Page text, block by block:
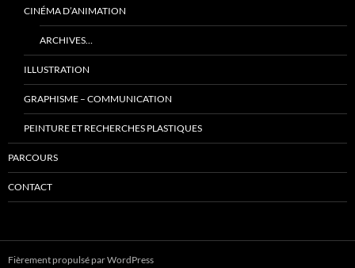
CINÉMA D’ANIMATION
ARCHIVES…
ILLUSTRATION
GRAPHISME – COMMUNICATION
PEINTURE ET RECHERCHES PLASTIQUES
PARCOURS
CONTACT
Fièrement propulsé par WordPress